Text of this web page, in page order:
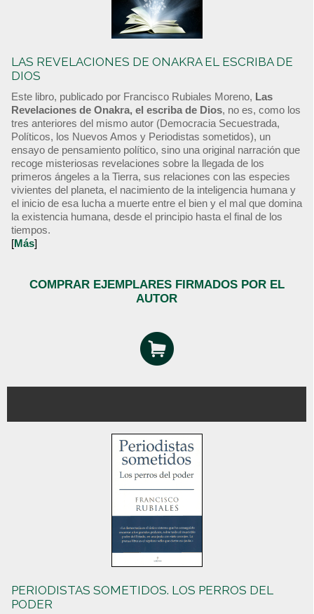
LAS REVELACIONES DE ONAKRA EL ESCRIBA DE
DIOS
Este libro, publicado por Francisco Rubiales Moreno, Las
Revelaciones de Onakra, el escriba de Dios, no es, como los
tres anteriores del mismo autor (Democracia Secuestrada,
Políticos, los Nuevos Amos y Periodistas sometidos), un
ensayo de pensamiento político, sino una original narración que
recoge misteriosas revelaciones sobre la llegada de los
primeros ángeles a la Tierra, sus relaciones con las especies
vivientes del planeta, el nacimiento de la inteligencia humana y
el inicio de esa lucha a muerte entre el bien y el mal que domina
la existencia humana, desde el principio hasta el final de los
tiempos.
[Más]
COMPRAR EJEMPLARES FIRMADOS POR EL
AUTOR
PERIODISTAS SOMETIDOS. LOS PERROS DEL
PODER